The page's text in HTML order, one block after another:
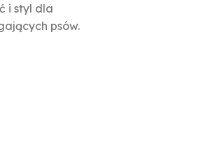
i styl dla
psów.